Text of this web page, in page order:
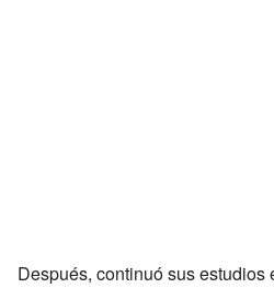
Después, continuó sus estudios